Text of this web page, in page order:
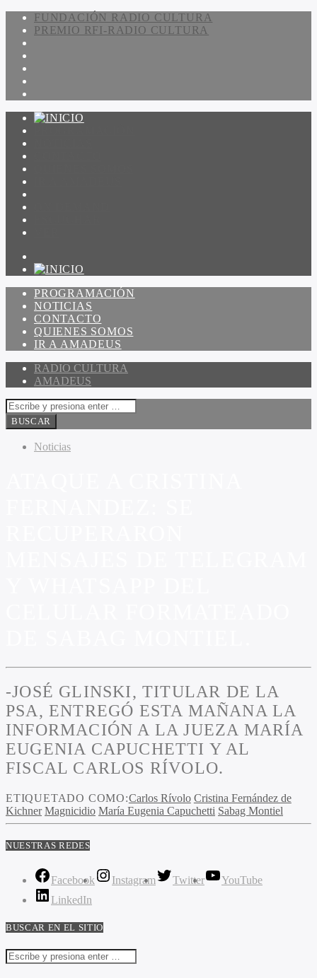
FUNDACIÓN RADIO CULTURA
PREMIO RFI-RADIO CULTURA
PROGRAMACIÓN
NOTICIAS
CONTACTO
QUIENES SOMOS
IR A AMADEUS
RADIO CULTURA
AMADEUS
Noticias
-JOSÉ GLINSKI, TITULAR DE LA
PSA, ENTREGÓ ESTA MAÑANA LA
INFORMACIÓN A LA JUEZA MARÍA
EUGENIA CAPUCHETTI Y AL
FISCAL CARLOS RÍVOLO.
ETIQUETADO COMO:Carlos Rívolo Cristina Fernández de
Kichner Magnicidio María Eugenia Capuchetti Sabag Montiel
NUESTRAS REDES
Facebook Instagram Twitter
YouTube
LinkedIn
BUSCAR EN EL SITIO